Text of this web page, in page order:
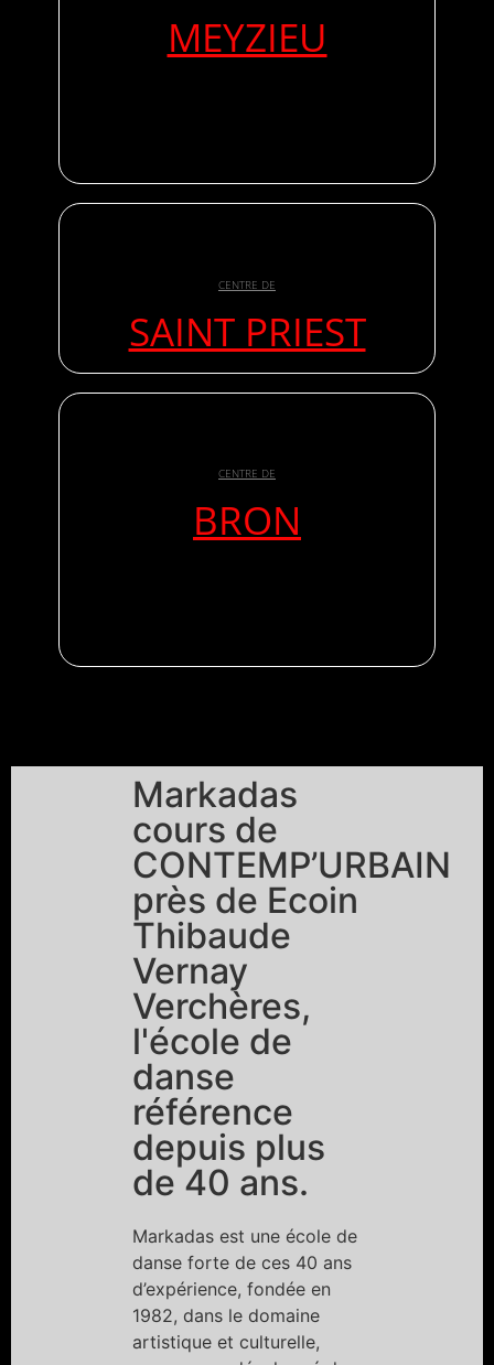
MEYZIEU
CENTRE DE
SAINT PRIEST
CENTRE DE
BRON
Markadas
cours de
CONTEMP’URBAIN
près de Ecoin
Thibaude
Vernay
Verchères,
l'école de
danse
référence
depuis plus
de 40 ans.
Markadas est une école de
danse forte de ces 40 ans
d’expérience, fondée en
1982, dans le domaine
artistique et culturelle,